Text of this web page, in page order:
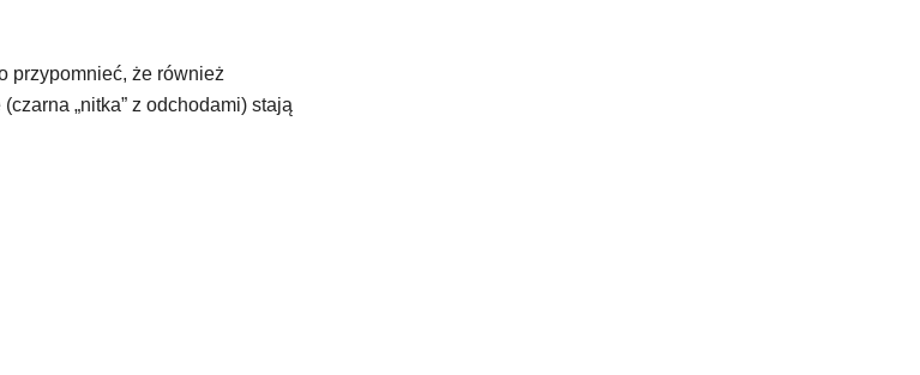
przypomnieć, że również
„nitka” z odchodami) stają